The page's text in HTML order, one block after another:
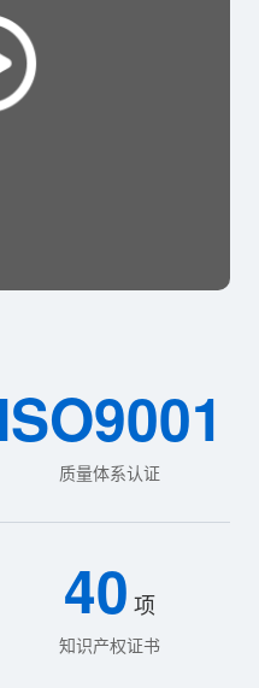
ISO9001
质量体系认证
40 项
知识产权证书